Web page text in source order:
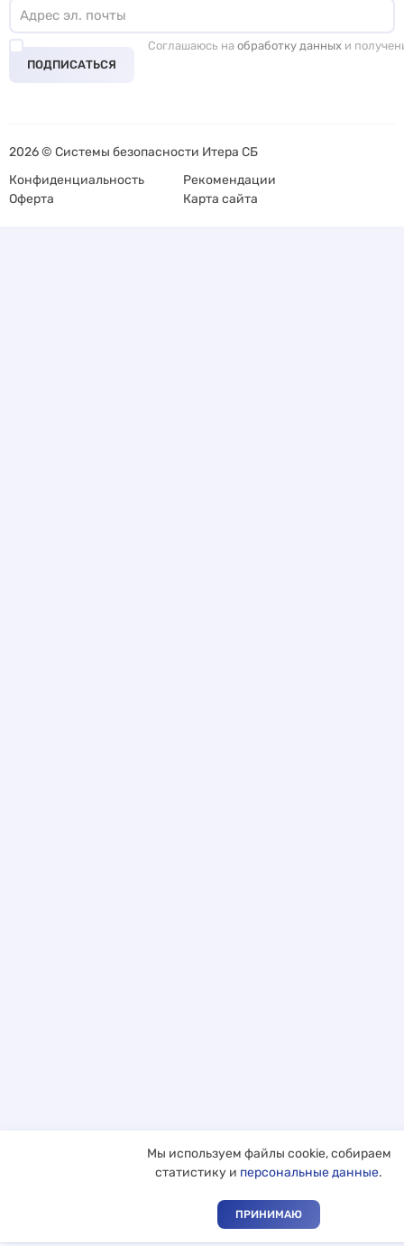
ПОДПИСАТЬСЯ
Соглашаюсь на обработку данных и
2026 © Системы безопасности Итера СБ
Конфиденциальность
Рекомендации
Оферта
Карта сайта
Мы используем файлы cookie, собираем
статистику и персональные данные.
ПРИНИМАЮ